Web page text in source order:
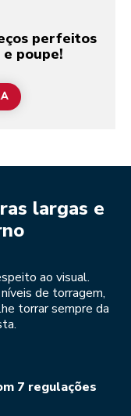
perfeitos
poupe!
largas e
ao visual.
de torragem,
torrar sempre da
7 regulações